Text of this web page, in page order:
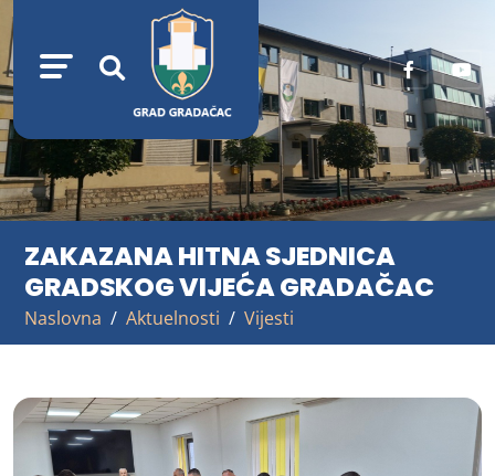
ZAKAZANA HITNA SJEDNICA
GRADSKOG VIJEĆA GRADAČAC
Naslovna Aktuelnosti Vijesti